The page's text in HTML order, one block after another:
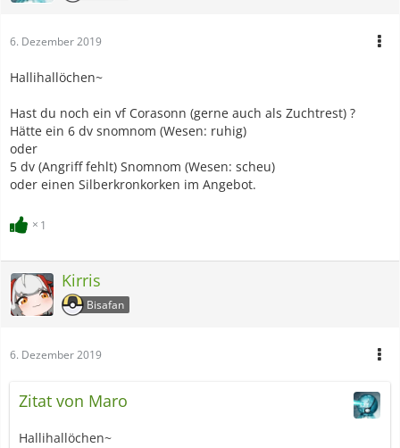
6. Dezember 2019
Hallihallöchen~
Hast du noch ein vf Corasonn (gerne auch als Zuchtrest) ?
Hätte ein 6 dv snomnom (Wesen: ruhig)
oder
5 dv (Angriff fehlt) Snomnom (Wesen: scheu)
oder einen Silberkronkorken im Angebot.
1
Kirris
Bisafan
6. Dezember 2019
Zitat von Maro
Hallihallöchen~